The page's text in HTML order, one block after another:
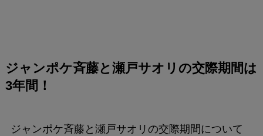
ジャンポケ斉藤と瀬戸サオリの交際期間は
3年間！
ジャンポケ斉藤と瀬戸サオリの交際期間について